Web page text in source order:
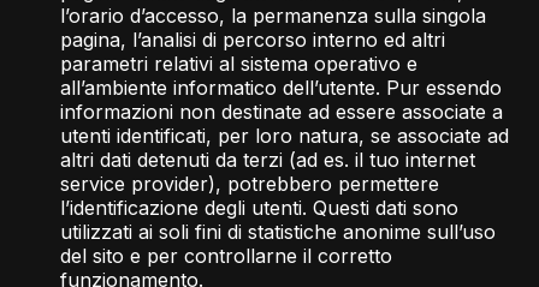
l’orario d’accesso, la permanenza sulla singola
pagina, l’analisi di percorso interno ed altri
parametri relativi al sistema operativo e
all’ambiente informatico dell’utente. Pur essendo
informazioni non destinate ad essere associate a
utenti identificati, per loro natura, se associate ad
altri dati detenuti da terzi (ad es. il tuo internet
service provider), potrebbero permettere
l’identificazione degli utenti. Questi dati sono
utilizzati ai soli fini di statistiche anonime sull’uso
del sito e per controllarne il corretto
funzionamento.